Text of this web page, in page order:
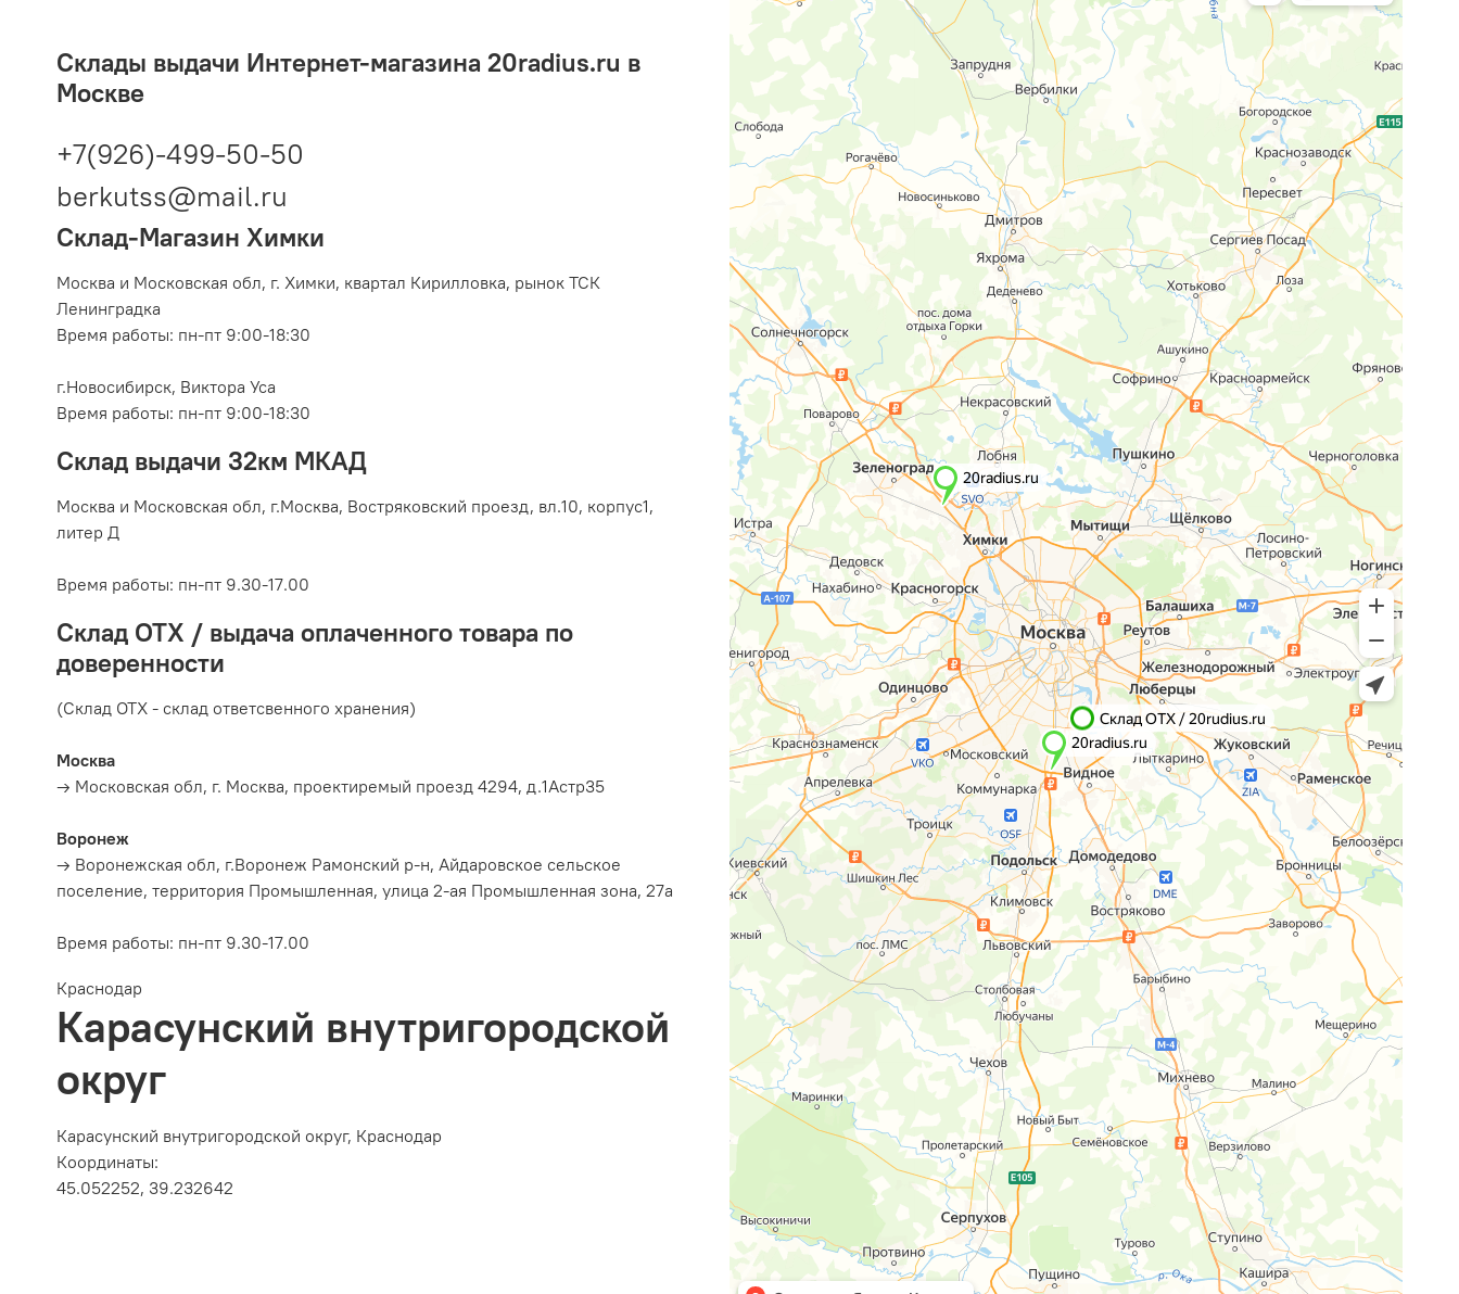
Склады выдачи Интернет-магазина 20radius.ru в
Москве
+7(926)-499-50-50
berkutss@mail.ru
Склад-Магазин Химки
Москва и Московская обл, г. Химки, квартал Кирилловка, рынок ТСК
Ленинградка
Время работы: пн-пт 9:00-18:30
г.Новосибирск, Виктора Уса
Время работы: пн-пт 9:00-18:30
Склад выдачи 32км МКАД
Москва и Московская обл, г.Москва, Востряковский проезд, вл.10, корпус1,
литер Д
Время работы: пн-пт 9.30-17.00
Склад ОТХ / выдача оплаченного товара по
доверенности
(Склад ОТХ - склад ответсвенного хранения)
Москва
→ Московская обл, г. Москва, проектиремый проезд 4294, д.1Астр35
Воронеж
→ Воронежская обл, г.Воронеж Рамонский р-н, Айдаровское сельское
поселение, территория Промышленная, улица 2-ая Промышленная зона, 27а
Время работы: пн-пт 9.30-17.00
Краснодар
Карасунский внутригородской
округ
Карасунский внутригородской округ, Краснодар
Координаты:
45.052252, 39.232642